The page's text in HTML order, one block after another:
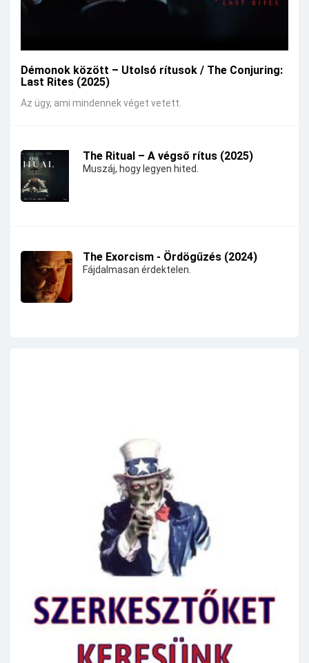
Démonok között – Utolsó rítusok / The Conjuring:
Last Rites (2025)
Az ügy, ami mindennek véget vetett.
The Ritual – A végső rítus (2025)
Muszáj, hogy legyen hited.
The Exorcism - Ördögűzés (2024)
Fájdalmasan érdektelen.